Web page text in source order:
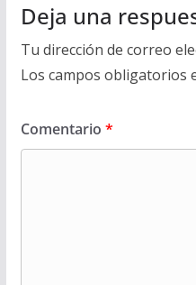
Deja una
Tu dirección de correo
Los campos obligatorios
Comentario *